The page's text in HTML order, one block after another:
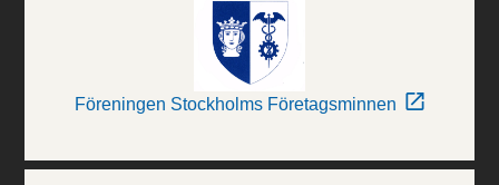
Föreningen Stockholms Företagsminnen